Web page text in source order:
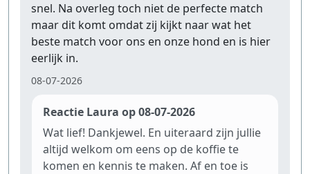
snel. Na overleg toch niet de perfecte match
maar dit komt omdat zij kijkt naar wat het
beste match voor ons en onze hond en is hier
eerlijk in.
08-07-2026
Reactie Laura op 08-07-2026
Wat lief! Dankjewel. En uiteraard zijn jullie
altijd welkom om eens op de koffie te
komen en kennis te maken. Af en toe is